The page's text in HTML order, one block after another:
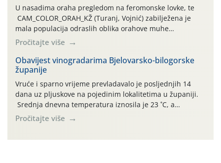
U nasadima oraha pregledom na feromonske lovke, te
CAM_COLOR_ORAH_KŽ (Turanj, Vojnić) zabilježena je
mala populacija odraslih oblika orahove muhe
(Rhagoletis completa). Niska brojnost može se objasniti
činjenicom da je riječ o mladim nasadima s vrlo malim
urodom, što je povezano i s manjim brojem prezimjelih
jedinki. U starijim nasadima, na žutim ljepljivim Rebell
pločama s […]
Pročitajte više
Obavijest vinogradarima Bjelovarsko-bilogorske
županije
Vruće i sparno vrijeme prevladavalo je posljednjih 14
dana uz pljuskove na pojedinim lokalitetima u županiji.
Srednja dnevna temperatura iznosila je 23 ˚C, a
maksimalne su posljednjih dana dosezale do 35 ˚C.
Simptome plamenjače vinove loze (Plasmoparas
Pročitajte više